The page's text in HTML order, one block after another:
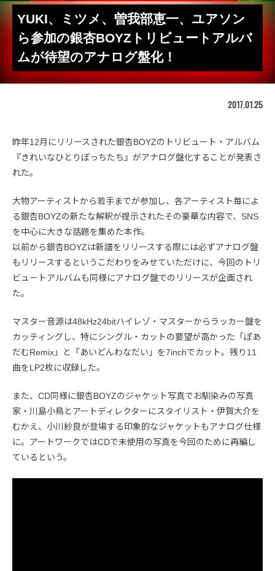
YUKI、ミツメ、曽我部恵一、ユアソン
ら参加の銀杏BOYZトリビュートアルバ
ムが待望のアナログ盤化！
2017.01.25
昨年12月にリリースされた銀杏BOYZのトリビュート・アルバム
『きれいなひとりぼっちたち』がアナログ盤化することが発表さ
れた。
大物アーティストから若手までが参加し、各アーティスト毎によ
る銀杏BOYZの新たな解釈が提示されたその豪華な内容で、SNS
を中心に大きな話題を集めた本作。
以前から銀杏BOYZは新譜をリリースする際には必ずアナログ盤
もリリースするというこだわりをみせていただけに、今回のトリ
ビュートアルバムも同様にアナログ盤でのリリースが企画され
た。
マスター音源は48kHz24bitハイレゾ・マスターからラッカー盤を
カッティングし、特にシングル・カットの要望が高かった「ぽあ
だむRemix」と「あいどんわなだい」を7inchでカット。残り11
曲をLP2枚に収録した。
また、CD同様に銀杏BOYZのジャケット写真でお馴染みの写真
家・川島小鳥とアートディレクターにスタイリスト・伊賀大介を
むかえ、小川紗良が登場する印象的なジャケットもアナログ仕様
に。アートワークではCDで未使用の写真を今回のために再編し
ているという。